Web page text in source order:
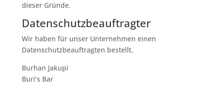
dieser Gründe.
Datenschutz­beauftragter
Wir haben für unser Unternehmen einen
Datenschutzbeauftragten bestellt.
Burhan Jakupi
Buri’s Bar